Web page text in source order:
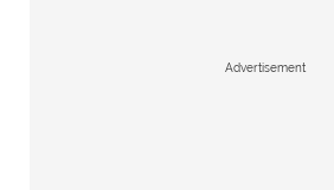
Advertisement